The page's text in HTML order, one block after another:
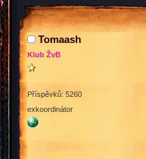
Tomaash
Klub ŽvB
Příspěvků: 5260
exkoordinátor